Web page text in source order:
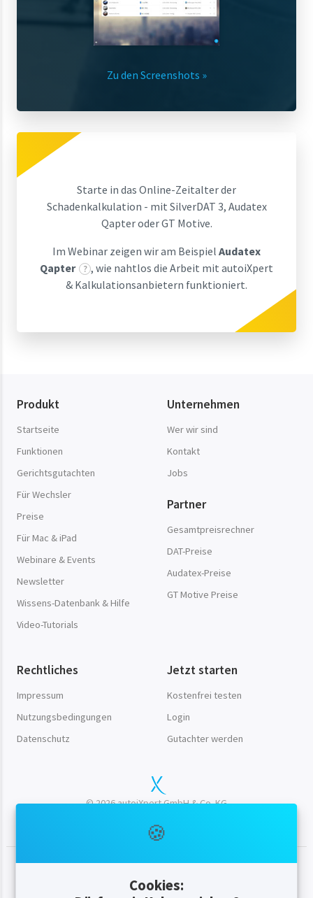
Zu den Screenshots »
Starte in das Online-Zeitalter der
Schadenkalkulation - mit SilverDAT 3, Audatex
Qapter oder GT Motive.
Im Webinar zeigen wir am Beispiel Audatex
Qapter
? , wie nahtlos die Arbeit mit autoiXpert
& Kalkulationsanbietern funktioniert.
Produkt
Startseite
Funktionen
Gerichtsgutachten
Für Wechsler
Preise
Für Mac & iPad
Webinare & Events
Newsletter
Wissens-Datenbank & Hilfe
Video-Tutorials
Unternehmen
Wer wir sind
Kontakt
Jobs
Partner
Gesamtpreisrechner
DAT-Preise
Audatex-Preise
GT Motive Preise
Rechtliches
Impressum
Nutzungsbedingungen
Datenschutz
Jetzt starten
Kostenfrei testen
Login
Gutachter werden
© 2026 autoiXpert GmbH & Co. KG
Worauf wartest du noch? Die ersten 30 Tage
🍪
Cookies: